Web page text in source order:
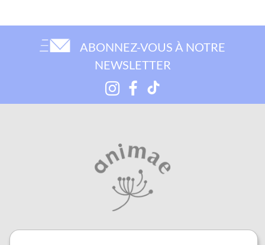
ABONNEZ-VOUS À NOTRE
NEWSLETTER
Cookies